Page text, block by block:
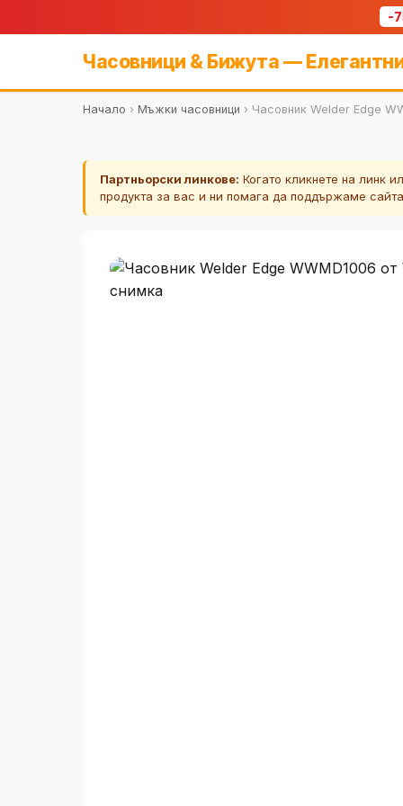
-
Часовници & Бижута —
Начало › Мъжки часовници › Часовник Welder Edge
Партньорски линкове: Когато кликнете на линк
продукта за вас и ни помага да поддържаме